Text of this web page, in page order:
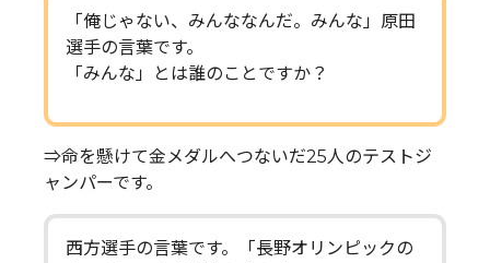
「俺じゃない、みんななんだ。みんな」原田
選手の言葉です。
「みんな」とは誰のことですか？
⇒命を懸けて金メダルへつないだ25人のテストジ
ャンパーです。
西方選手の言葉です。「長野オリンピックの